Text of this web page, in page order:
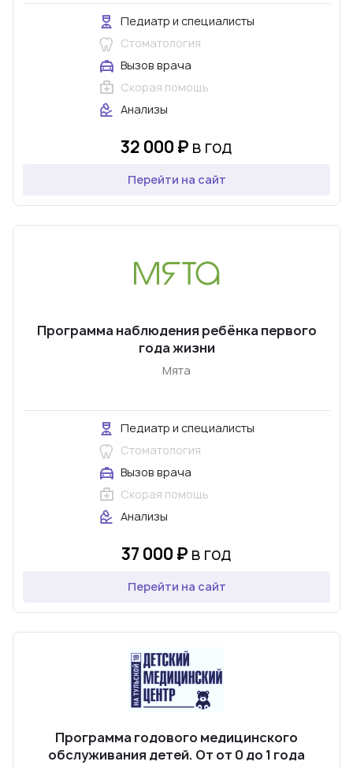
Педиатр и специалисты
Стоматология
Вызов врача
Скорая помощь
Анализы
32 000 ₽ в год
Перейти на сайт
Программа наблюдения ребёнка первого
года жизни
Мята
Педиатр и специалисты
Стоматология
Вызов врача
Скорая помощь
Анализы
37 000 ₽ в год
Перейти на сайт
Программа годового медицинского
обслуживания детей. От от 0 до 1 года